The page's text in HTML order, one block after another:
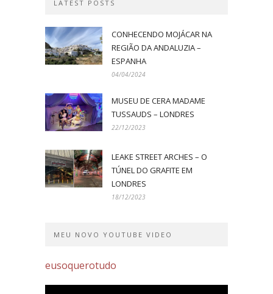
LATEST POSTS
CONHECENDO MOJÁCAR NA
REGIÃO DA ANDALUZIA –
ESPANHA
04/04/2024
MUSEU DE CERA MADAME
TUSSAUDS – LONDRES
22/12/2023
LEAKE STREET ARCHES – O
TÚNEL DO GRAFITE EM
LONDRES
18/12/2023
MEU NOVO YOUTUBE VIDEO
eusoquerotudo